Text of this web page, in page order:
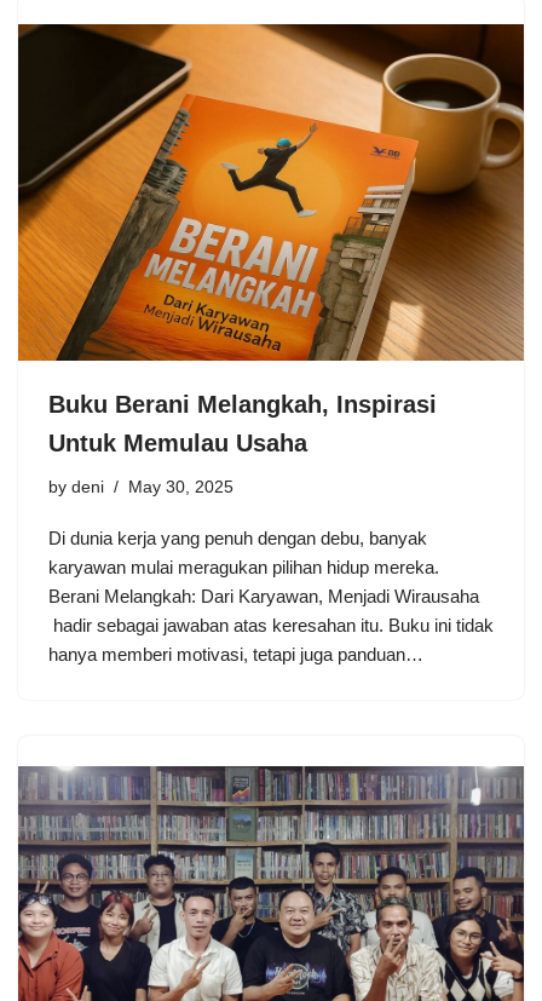
Buku Berani Melangkah, Inspirasi
Untuk Memulau Usaha
by deni May 30, 2025
Di dunia kerja yang penuh dengan debu, banyak
karyawan mulai meragukan pilihan hidup mereka.
Berani Melangkah: Dari Karyawan, Menjadi Wirausaha
hadir sebagai jawaban atas keresahan itu. Buku ini tidak
hanya memberi motivasi, tetapi juga panduan…